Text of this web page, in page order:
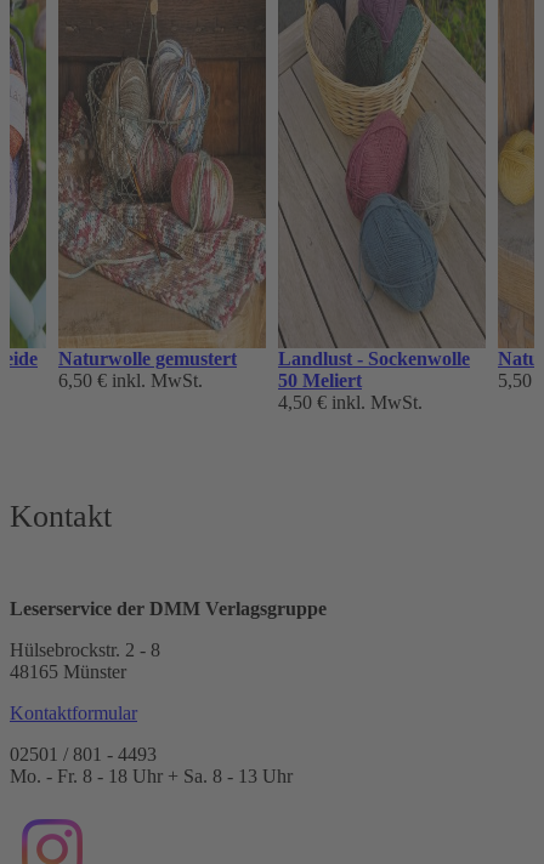
Naturwolle gemustert
6,50 € inkl. MwSt.
Landlust - Sockenwolle
50 Meliert
4,50 € inkl. MwSt.
5,50
Kontakt
Leserservice der DMM Verlagsgruppe
Hülsebrockstr. 2 - 8
48165 Münster
Kontaktformular
02501 / 801 - 4493
Mo. - Fr. 8 - 18 Uhr + Sa. 8 - 13 Uhr